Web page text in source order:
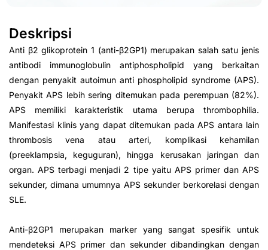
Deskripsi
Anti β2 glikoprotein 1 (anti-β2GP1) merupakan salah satu jenis
antibodi immunoglobulin antiphospholipid yang berkaitan
dengan penyakit autoimun anti phospholipid syndrome (APS).
Penyakit APS lebih sering ditemukan pada perempuan (82%).
APS memiliki karakteristik utama berupa thrombophilia.
Manifestasi klinis yang dapat ditemukan pada APS antara lain
thrombosis vena atau arteri, komplikasi kehamilan
(preeklampsia, keguguran), hingga kerusakan jaringan dan
organ. APS terbagi menjadi 2 tipe yaitu APS primer dan APS
sekunder, dimana umumnya APS sekunder berkorelasi dengan
SLE.
Anti-β2GP1 merupakan marker yang sangat spesifik untuk
mendeteksi APS primer dan sekunder dibandingkan dengan